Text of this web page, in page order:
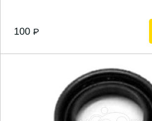
100 P